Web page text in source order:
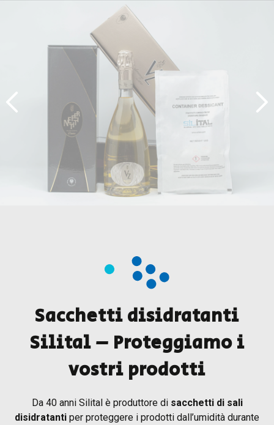
Sacchetti disidratanti
Silital – Proteggiamo i
vostri prodotti
Da 40 anni Silital è produttore di sacchetti di sali
disidratanti per proteggere i prodotti dall’umidità durante